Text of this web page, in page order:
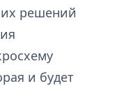
решений
и будет